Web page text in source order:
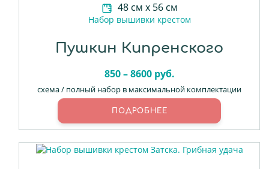
48 см х 56 см
Набор вышивки крестом
Пушкин Кипренского
850 – 8600 руб.
схема / полный набор в максимальной комплектации
ПОДРОБНЕЕ